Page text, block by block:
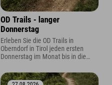
OD Trails - langer
Donnerstag
Erleben Sie die OD Trails in
Oberndorf in Tirol jeden ersten
Donnerstag im Monat bis in die
Liftbetrieb bis bleibt mehr Zeit für
flowige Abfahrten und